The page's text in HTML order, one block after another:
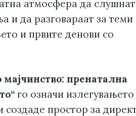
атмосфера да слушнат
и да разговараат за теми
и првите денови со
пренатална
го означи
создаде простор за